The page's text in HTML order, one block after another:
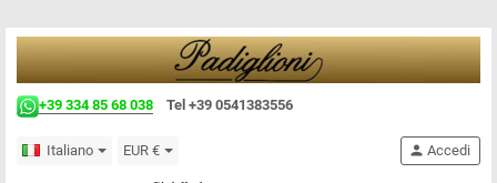
+39 334 85 68 038 Tel +39 0541383556
Italiano EUR € person Accedi